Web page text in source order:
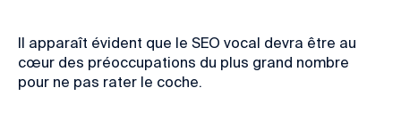
Il apparaît évident que le SEO vocal devra être au
cœur des préoccupations du plus grand nombre
pour ne pas rater le coche.